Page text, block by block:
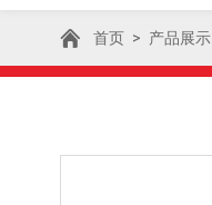
首页 > 产品展示